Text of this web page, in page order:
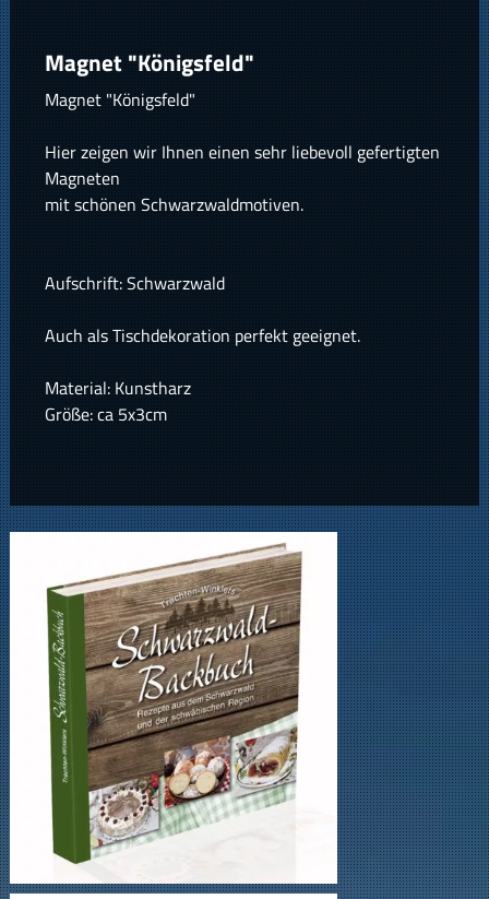
Magnet "Königsfeld"
Magnet "Königsfeld"
Hier zeigen wir Ihnen einen sehr liebevoll gefertigten
Magneten
mit schönen Schwarzwaldmotiven.
Aufschrift: Schwarzwald
Auch als Tischdekoration perfekt geeignet.
Material: Kunstharz
Größe: ca 5x3cm